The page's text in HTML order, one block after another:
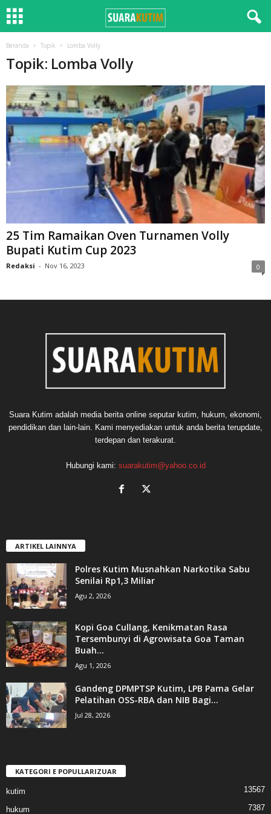
Beranda Topik Lomba Volly
Topik: Lomba Volly
25 Tim Ramaikan Oven Turnamen Volly
Bupati Kutim Cup 2023
Redaksi - Nov 16, 2023 0
Suara Kutim adalah media berita online seputar kutim, hukum, ekonomi,
pendidikan dan lain-lain. Kami menyediakan untuk anda berita terupdate,
terdepan dan terakurat.
Hubungi kami: suarakutim@yahoo.co.id
ARTIKEL LAINNYA
Polres Kutim Musnahkan Narkotika Sabu
Senilai Rp1,3 Miliar
Agu 2, 2026
Kopi Goa Cullang, Kenikmatan Rasa
Tersembunyi di Agrowisata Goa Taman
Buah...
Agu 1, 2026
Gandeng DPMPTSP Kutim, LPB Pama Gelar
Pelatihan OSS-RBA dan NIB Bagi...
Jul 28, 2026
KATEGORI E POPULLARIZUAR
kutim 13567
hukum 7387